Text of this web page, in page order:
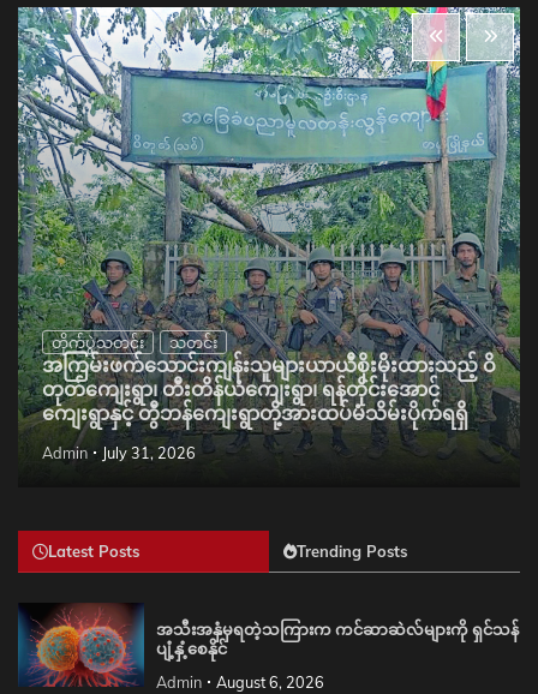
တိုက်ပွဲသတင်း သတင်း
အကြမ်းဖက်သောင်းကျန်းသူများယာယီစိုးမိုးထားသည့် ဝိ
တုတ်ကျေးရွာ၊ တီးတိန်ယံကျေးရွာ၊ ရန်တိုင်းအောင်
ကျေးရွာနှင့် တွီဘန်ကျေးရွာတို့အားထပ်မံသိမ်းပိုက်ရရှိ
Admin July 31, 2026
Latest Posts Trending Posts
အသီးအနှံမှရတဲ့သကြားက ကင်ဆာဆဲလ်များကို ရှင်သန်
ပျံ့နှံ့စေနိုင်
Admin August 6, 2026